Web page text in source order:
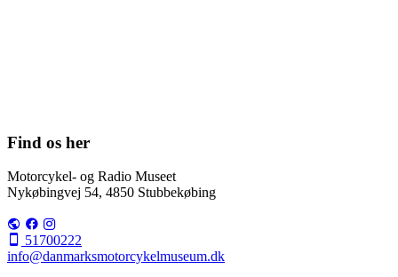
Find os her
Motorcykel- og Radio Museet
Nykøbingvej 54, 4850 Stubbekøbing
51700222
info@danmarksmotorcykelmuseum.dk